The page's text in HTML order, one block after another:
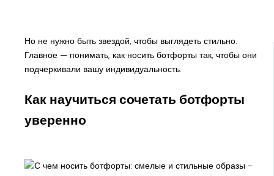
Но не нужно быть звездой, чтобы выглядеть стильно.
Главное — понимать, как носить ботфорты так, чтобы они
подчеркивали вашу индивидуальность.
Как научиться сочетать ботфорты
уверенно